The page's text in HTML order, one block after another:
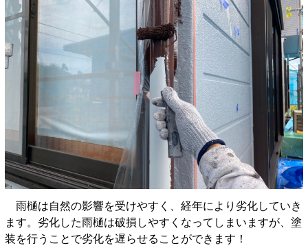
雨樋は自然の影響を受けやすく、経年により劣化していき
ます。劣化した雨樋は破損しやすくなってしまいますが、塗
装を行うことで劣化を遅らせることができます！